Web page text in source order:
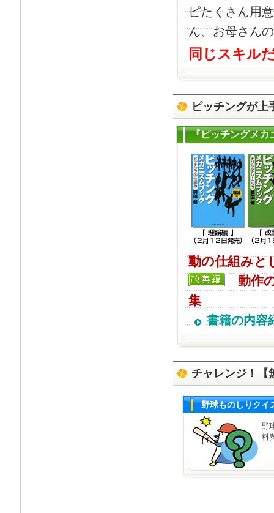
ピたくさん用
ん、お母さん
同じスキル
ピッチングが上
『ピッチングメカ
動の仕組みと
動作
集
書籍の内容
チャレンジ！【
野球ものしりク
野
料